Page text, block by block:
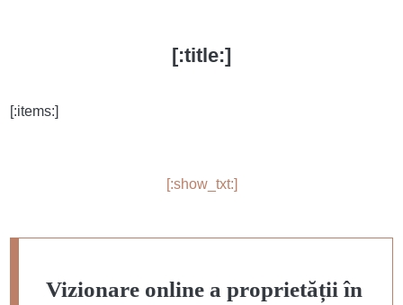
[:title:]
[:items:]
[:show_txt:]
Vizionare online a proprietății în